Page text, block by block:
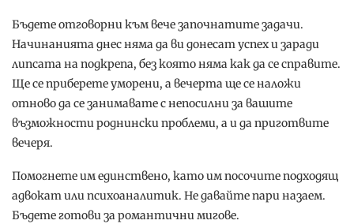
Бъдете отговорни към вече започнатите задачи.
Начинанията днес няма да ви донесат успех и заради
липсата на подкрепа, без която няма как да се справите.
Ще се приберете уморени, а вечерта ще се наложи
отново да се занимавате с непосилни за вашите
възможности роднински проблеми, а и да приготвите
вечеря.
Помогнете им единствено, като им посочите подходящ
адвокат или психоаналитик. Не давайте пари назаем.
Бъдете готови за романтични мигове.